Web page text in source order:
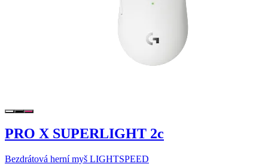
PRO X SUPERLIGHT 2c
Bezdrátová herní myš LIGHTSPEED